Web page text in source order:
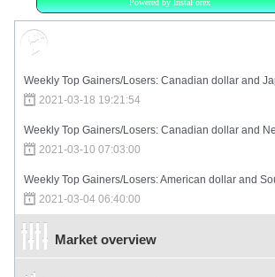
Weekly Top Gainers/Losers: Canadian dollar and
2021-03-18 19:21:54
Weekly Top Gainers/Losers: Canadian dollar and
2021-03-10 07:03:00
Weekly Top Gainers/Losers: American dollar and
2021-03-04 06:40:00
Market overview